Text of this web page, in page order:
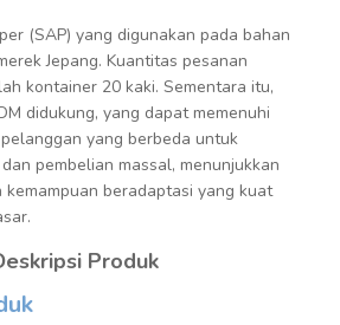
(SAP) yang digunakan pada bahan
Jepang. Kuantitas pesanan
kontainer 20 kaki. Sementara itu,
didukung, yang dapat memenuhi
yang berbeda untuk
pembelian massal, menunjukkan
beradaptasi yang kuat
Produk